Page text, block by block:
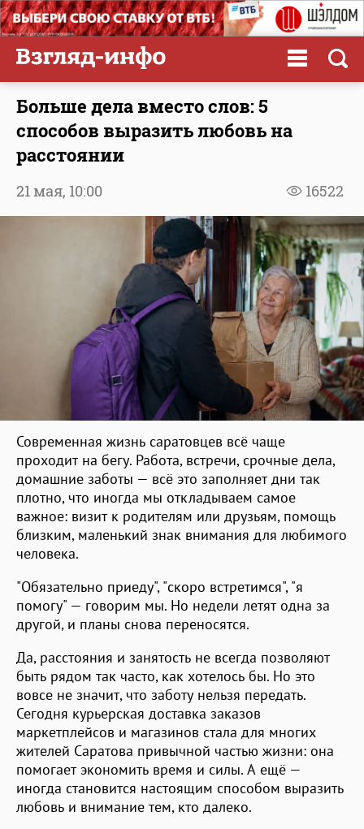
Больше дела вместо слов: 5
способов выразить любовь на
расстоянии
16522
21 мая, 10:00
Современная жизнь саратовцев всё чаще
проходит на бегу. Работа, встречи, срочные дела,
домашние заботы — всё это заполняет дни так
плотно, что иногда мы откладываем самое
важное: визит к родителям или друзьям, помощь
близким, маленький знак внимания для любимого
человека.
"Обязательно приеду", "скоро встретимся", "я
помогу" — говорим мы. Но недели летят одна за
другой, и планы снова переносятся.
Да, расстояния и занятость не всегда позволяют
быть рядом так часто, как хотелось бы. Но это
вовсе не значит, что заботу нельзя передать.
Сегодня курьерская доставка заказов
маркетплейсов и магазинов стала для многих
жителей Саратова привычной частью жизни: она
помогает экономить время и силы. А ещё —
иногда становится настоящим способом выразить
любовь и внимание тем, кто далеко.